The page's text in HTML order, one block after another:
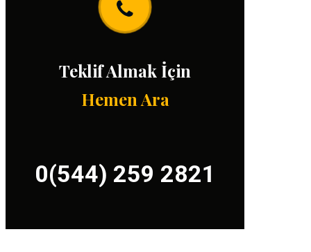
Teklif Almak İçin
Hemen Ara
0(544) 259 2821